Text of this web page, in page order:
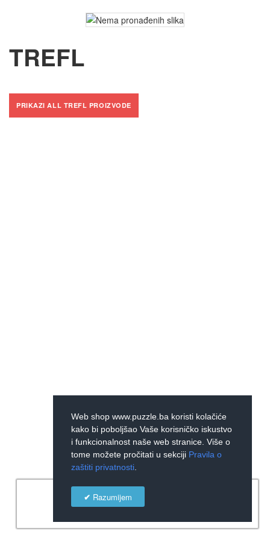
TREFL
PRIKAZI ALL TREFL PROIZVODE
Web shop www.puzzle.ba koristi kolačiće
kako bi poboljšao Vaše korisničko iskustvo
i funkcionalnost naše web stranice. Više o
tome možete pročitati u sekciji Pravila o
zaštiti privatnosti.
Razumijem